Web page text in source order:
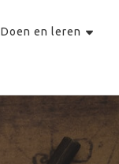
Doen en leren